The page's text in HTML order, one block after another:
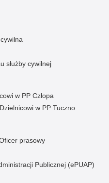
służby cywilnej
w PP Człopa
Dzielnicowi w PP Tuczno
prasowy
Publicznej (ePUAP)